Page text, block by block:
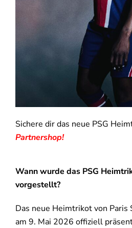
Sichere dir das neue PSG
Partnershop!
Wann wurde das PSG
vorgestellt?
Das neue Heimtrikot von Paris
am 9. Mai 2026 offiziell